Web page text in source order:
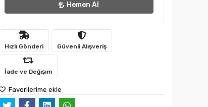
Hemen Al
Hızlı Gönderi Güvenli Alışveriş
İade ve Değişim
Favorilerime ekle